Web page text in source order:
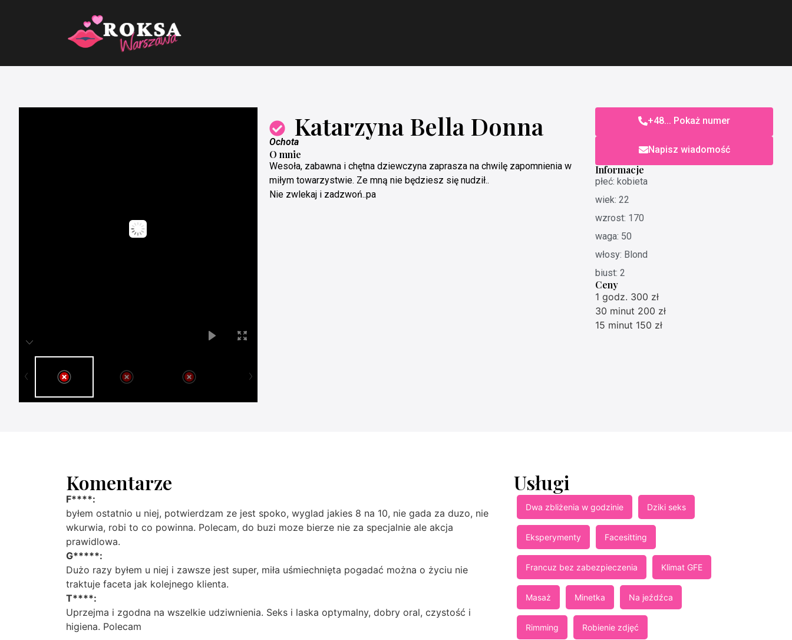
Katarzyna Bella Donna
Ochota
O mnie
Wesoła, zabawna i chętna dziewczyna zaprasza na chwilę zapomnienia w
miłym towarzystwie. Ze mną nie będziesz się nudził..
Nie zwlekaj i zadzwoń..pa
+48... Pokaż numer
Napisz wiadomość
Informacje
płeć: kobieta
wiek: 22
wzrost: 170
waga: 50
włosy: Blond
biust: 2
Ceny
1 godz. 300 zł
30 minut 200 zł
15 minut 150 zł
Komentarze
F****:
byłem ostatnio u niej, potwierdzam ze jest spoko, wyglad jakies 8 na 10, nie gada za duzo, nie
wkurwia, robi to co powinna. Polecam, do buzi moze bierze nie za specjalnie ale akcja
prawidlowa.
G*****:
Dużo razy byłem u niej i zawsze jest super, miła uśmiechnięta pogadać można o życiu nie
traktuje faceta jak kolejnego klienta.
T****:
Uprzejma i zgodna na wszelkie udziwnienia. Seks i laska optymalny, dobry oral, czystość i
higiena. Polecam
Usługi
Dwa zbliżenia w godzinie Dziki seks
Eksperymenty Facesitting
Francuz bez zabezpieczenia Klimat GFE
Masaż Minetka Na jeźdźca
Rimming Robienie zdjęć